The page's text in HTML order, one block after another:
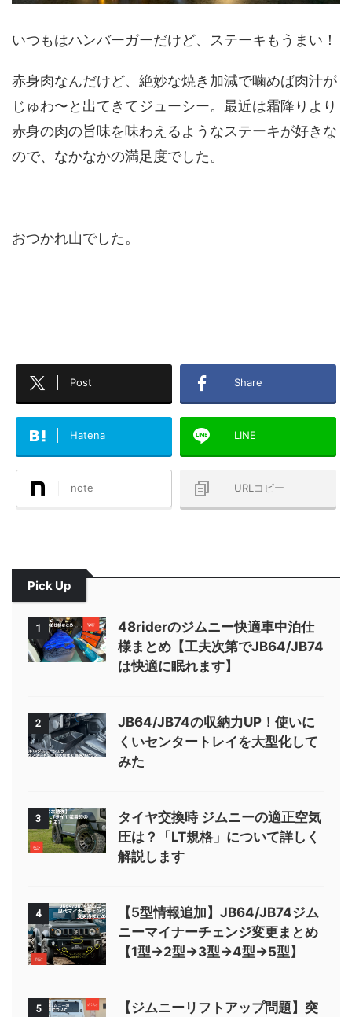
いつもはハンバーガーだけど、ステーキもうまい！
赤身肉なんだけど、絶妙な焼き加減で噛めば肉汁が
じゅわ〜と出てきてジューシー。最近は霜降りより
赤身の肉の旨味を味わえるようなステーキが好きな
ので、なかなかの満足度でした。
おつかれ山でした。
Post Share
Hatena LINE
note URLコピー
Pick Up
1
48riderのジムニー快適車中泊仕
様まとめ【工夫次第でJB64/JB74
は快適に眠れます】
2
JB64/JB74の収納力UP！使いに
くいセンタートレイを大型化して
みた
3
タイヤ交換時 ジムニーの適正空気
圧は？「LT規格」について詳しく
解説します
4
【5型情報追加】JB64/JB74ジム
ニーマイナーチェンジ変更まとめ
【1型→2型→3型→4型→5型】
5
【ジムニーリフトアップ問題】突